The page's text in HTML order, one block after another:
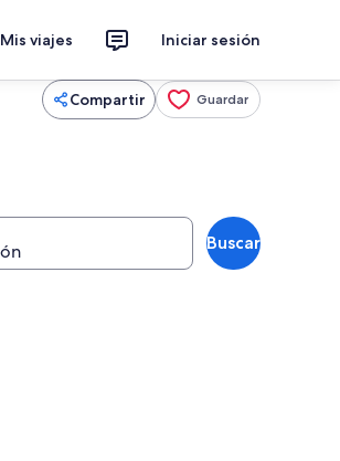
Mis viajes Iniciar sesión
Compartir Guardar
Buscar